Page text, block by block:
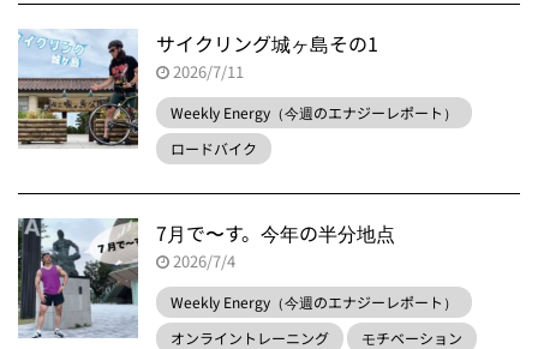
サイクリング城ヶ島その1
2026/7/11
Weekly Energy（今週のエナジーレポート）
ロードバイク
7月で〜す。今年の半分地点
2026/7/4
Weekly Energy（今週のエナジーレポート）
オンライントレーニング
モチベーション